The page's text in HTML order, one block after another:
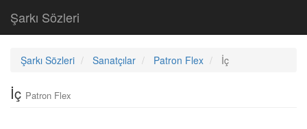
Şarkı Sözleri
Şarkı Sözleri Sanatçılar Patron Flex İç
İç Patron Flex